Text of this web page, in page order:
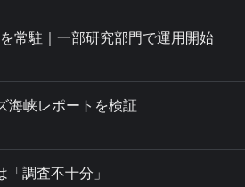
常駐｜一部研究部門で運用開始
峡レポートを検証
調査不十分」